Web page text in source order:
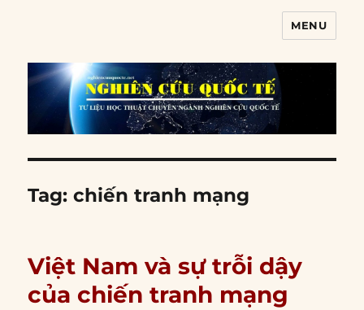
MENU
Tag:chiến tranh mạng
Việt Nam và sự trỗi dậy
của chiến tranh mạng